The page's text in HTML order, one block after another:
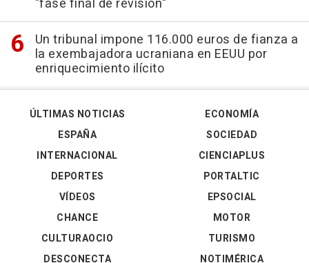
"fase final de revisión"
Un tribunal impone 116.000 euros de fianza a
la exembajadora ucraniana en EEUU por
enriquecimiento ilícito
ÚLTIMAS NOTICIAS
ESPAÑA
INTERNACIONAL
DEPORTES
VÍDEOS
ECONOMÍA
SOCIEDAD
CIENCIAPLUS
PORTALTIC
EPSOCIAL
CHANCE
CULTURAOCIO
DESCONECTA
MOTOR
TURISMO
NOTIMÉRICA